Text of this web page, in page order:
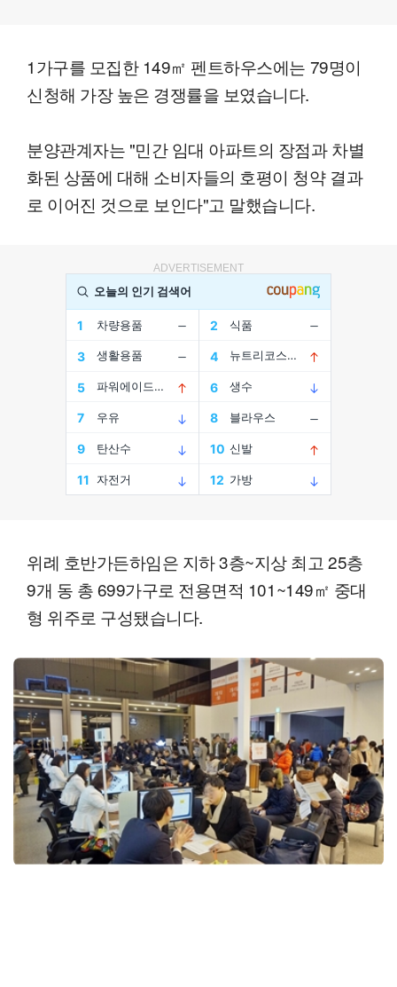
1가구를 모집한 149㎡ 펜트하우스에는 79명이
신청해 가장 높은 경쟁률을 보였습니다.
분양관계자는 "민간 임대 아파트의 장점과 차별
화된 상품에 대해 소비자들의 호평이 청약 결과
로 이어진 것으로 보인다"고 말했습니다.
ADVERTISEMENT
위례 호반가든하임은 지하 3층~지상 최고 25층
9개 동 총 699가구로 전용면적 101~149㎡ 중대
형 위주로 구성됐습니다.